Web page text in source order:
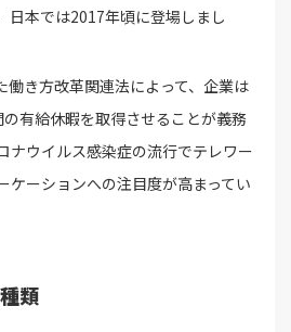
日本では2017年頃に登場しまし
働き方改革関連法によって、企業は
有給休暇を取得させることが義務
ナウイルス感染症の流行でテレワー
ケーションへの注目度が高まってい
類